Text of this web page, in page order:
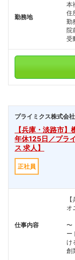
勤務地
本
住
勤
院
受
プライミクス株式会社
【兵庫・淡路市
年休125日／プラ
ス 求人】
正社員
仕事内容
オ
〜
ー
け
創